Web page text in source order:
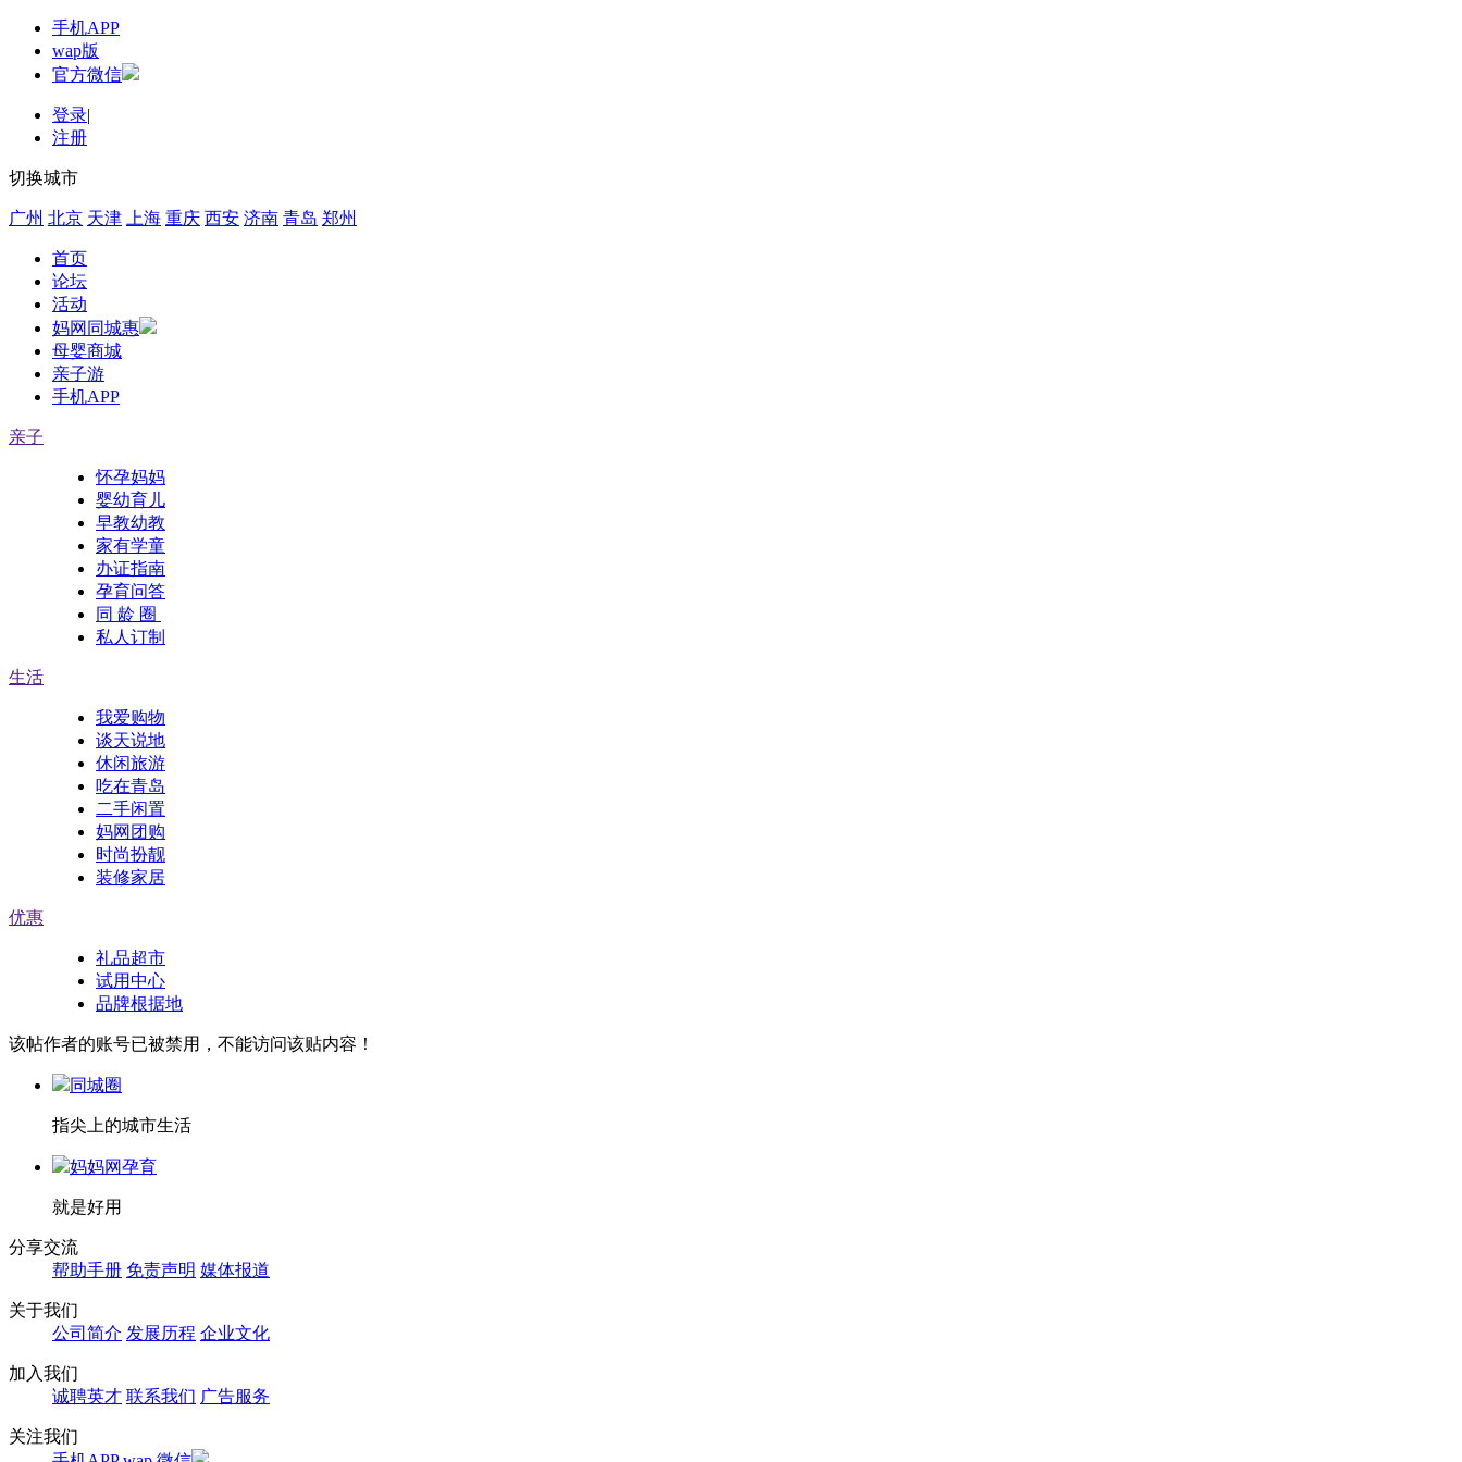
手机APP
wap版
官方微信
登录|
注册
切换城市
广州 北京 天津 上海 重庆 西安 济南 青岛 郑州
首页
论坛
活动
妈网同城惠
母婴商城
亲子游
手机APP
亲子
怀孕妈妈
婴幼育儿
早教幼教
家有学童
办证指南
孕育问答
同 龄 圈
私人订制
生活
我爱购物
谈天说地
休闲旅游
吃在青岛
二手闲置
妈网团购
时尚扮靓
装修家居
优惠
礼品超市
试用中心
品牌根据地
该帖作者的账号已被禁用，不能访问该贴内容！
同城圈
指尖上的城市生活
妈妈网孕育
就是好用
分享交流
帮助手册 免责声明 媒体报道
关于我们
公司简介 发展历程 企业文化
加入我们
诚聘英才 联系我们 广告服务
关注我们